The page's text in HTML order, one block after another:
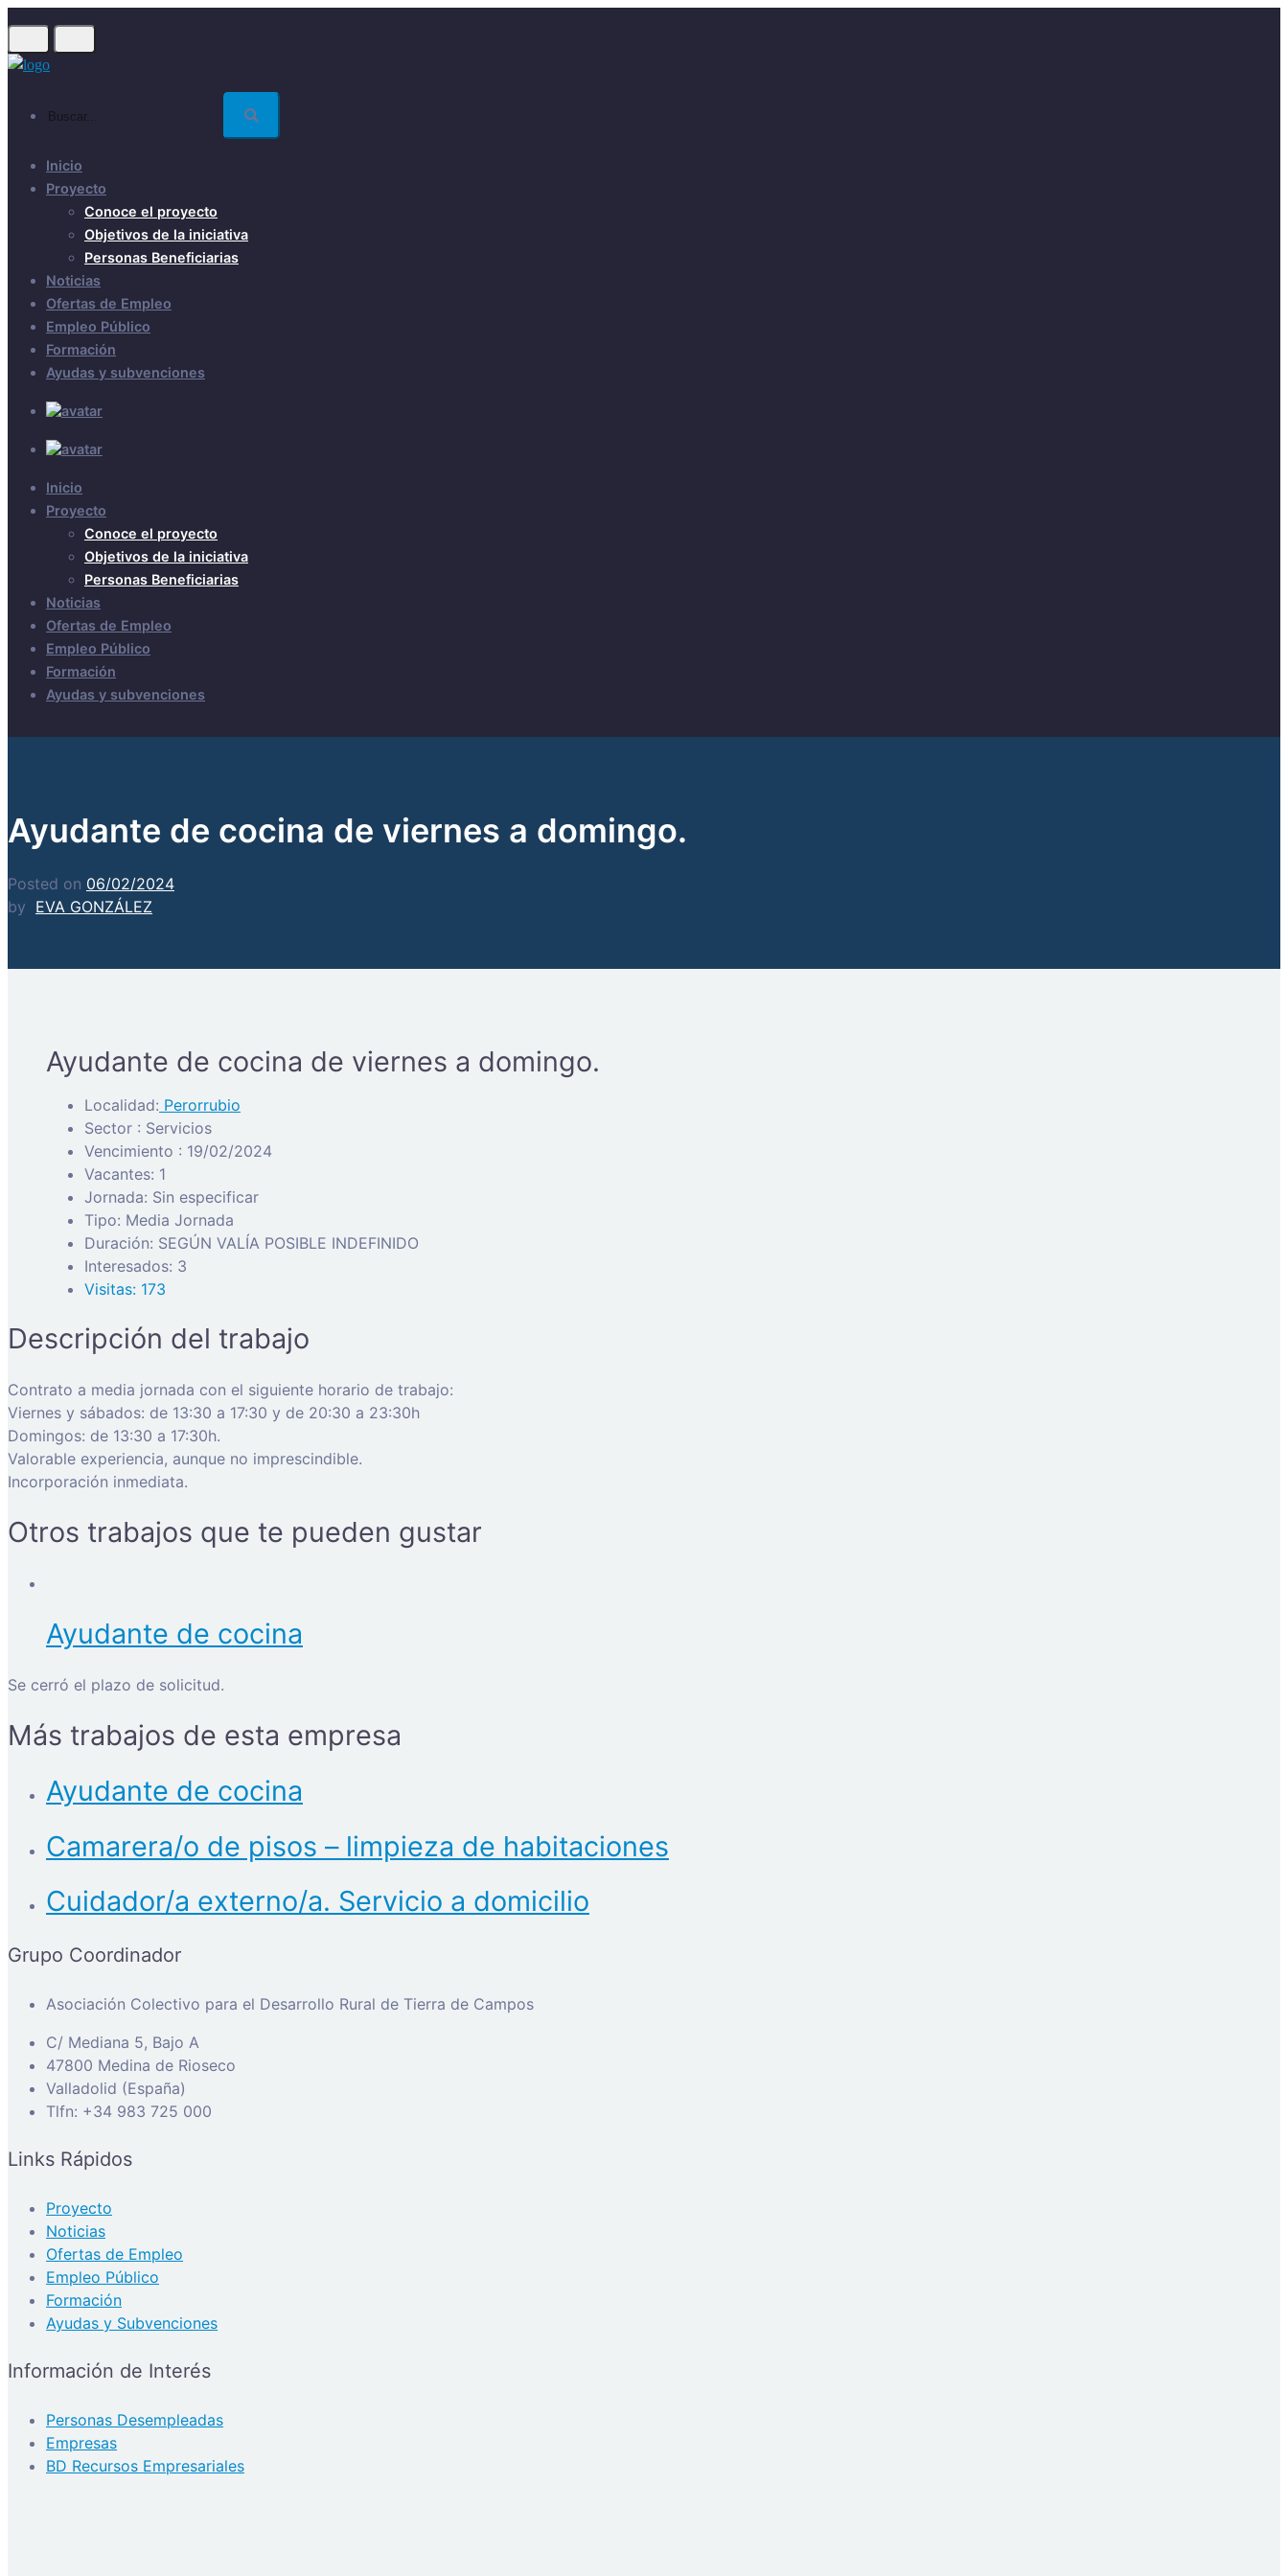
main
Inicio
Proyecto
Conoce el proyecto
Objetivos de la iniciativa
Personas Beneficiarias
Noticias
Ofertas de Empleo
Empleo Público
Formación
Ayudas y subvenciones
Inicio
Proyecto
Conoce el proyecto
Objetivos de la iniciativa
Personas Beneficiarias
Noticias
Ofertas de Empleo
Empleo Público
Formación
Ayudas y subvenciones
Ayudante de cocina de viernes a domingo.
Posted on 06/02/2024
by EVA GONZÁLEZ
Ayudante de cocina de viernes a domingo.
Localidad: Perorrubio
Sector : Servicios
Vencimiento : 19/02/2024
Vacantes: 1
Jornada: Sin especificar
Tipo: Media Jornada
Duración: SEGÚN VALÍA POSIBLE INDEFINIDO
Interesados: 3
Visitas: 173
Descripción del trabajo
Contrato a media jornada con el siguiente horario de trabajo:
Viernes y sábados: de 13:30 a 17:30 y de 20:30 a 23:30h
Domingos: de 13:30 a 17:30h.
Valorable experiencia, aunque no imprescindible.
Incorporación inmediata.
Otros trabajos que te pueden gustar
Ayudante de cocina
Se cerró el plazo de solicitud.
Más trabajos de esta empresa
Ayudante de cocina
Camarera/o de pisos – limpieza de habitaciones
Cuidador/a externo/a. Servicio a domicilio
Grupo Coordinador
Asociación Colectivo para el Desarrollo Rural de Tierra de Campos
C/ Mediana 5, Bajo A
47800 Medina de Rioseco
Valladolid (España)
Tlfn: +34 983 725 000
Links Rápidos
Proyecto
Noticias
Ofertas de Empleo
Empleo Público
Formación
Ayudas y Subvenciones
Información de Interés
Personas Desempleadas
Empresas
BD Recursos Empresariales